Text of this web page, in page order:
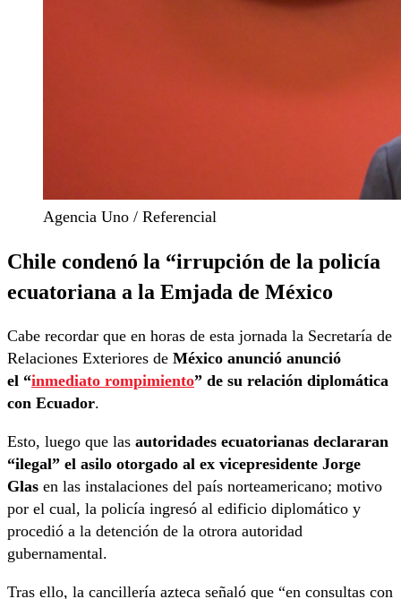
Agencia Uno / Referencial
Chile condenó la “irrupción de la policía
ecuatoriana a la Emjada de México
Cabe recordar que en horas de esta jornada la Secretaría de
Relaciones Exteriores de México anunció anunció
el “inmediato rompimiento” de su relación diplomática
con Ecuador.
Esto, luego que las autoridades ecuatorianas declararan
“ilegal” el asilo otorgado al ex vicepresidente Jorge
Glas en las instalaciones del país norteamericano; motivo
por el cual, la policía ingresó al edificio diplomático y
procedió a la detención de la otrora autoridad
gubernamental.
Tras ello, la cancillería azteca señaló que “en consultas con